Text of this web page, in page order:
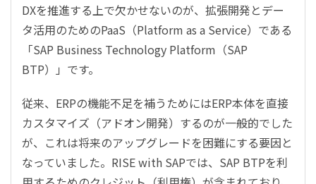
DXを推進する上で欠かせないのが、拡張開発とデー
タ活用のためのPaaS（Platform as a Service）である
「SAP Business Technology Platform（SAP
BTP）」です。
従来、ERPの機能不足を補うためにはERP本体を直接
カスタマイズ（アドオン開発）するのが一般的でした
が、これは将来のアップグレードを困難にする要因と
なっていました。RISE with SAPでは、SAP BTPを利